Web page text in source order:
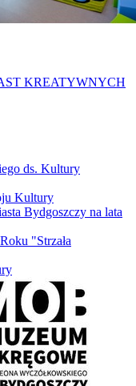
KREATYWNYCH
ds. Kultury
Kultury
Bydgoszczy na lata
"Strzała